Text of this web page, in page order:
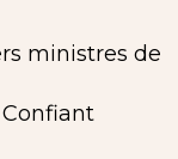
ministres de